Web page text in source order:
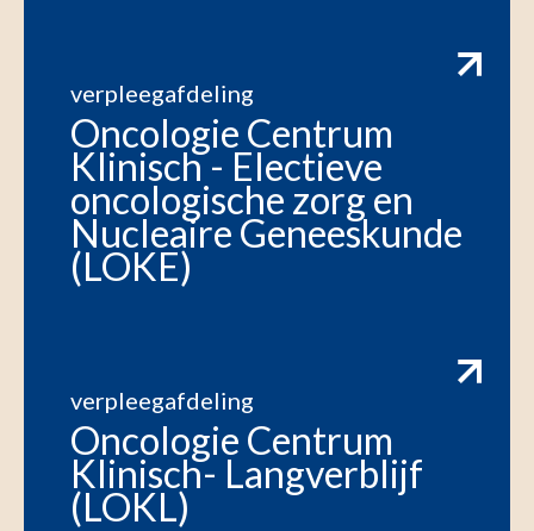
verpleegafdeling
Oncologie Centrum
Klinisch - Electieve
oncologische zorg en
Nucleaire Geneeskunde
(LOKE)
verpleegafdeling
Oncologie Centrum
Klinisch- Langverblijf
(LOKL)